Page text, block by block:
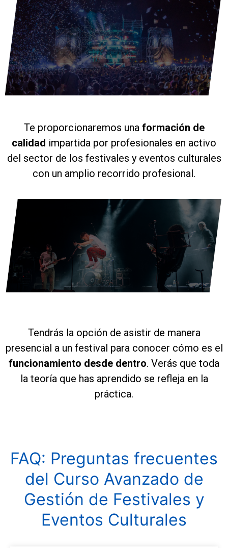
Te proporcionaremos una formación de
calidad impartida por profesionales en activo
del sector de los festivales y eventos culturales
con un amplio recorrido profesional.
Tendrás la opción de asistir de manera
presencial a un festival para conocer cómo es el
funcionamiento desde dentro. Verás que toda
la teoría que has aprendido se refleja en la
práctica.
FAQ: Preguntas frecuentes
del Curso Avanzado de
Gestión de Festivales y
Eventos Culturales